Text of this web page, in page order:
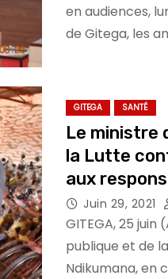
en audiences,
de Gitega, les
GITEGA SANTÉ
Le ministre
la Lutte
aux
des agents
Juin 29, 2021
GITEGA, 25 juin
publique et de
Ndikumana, en